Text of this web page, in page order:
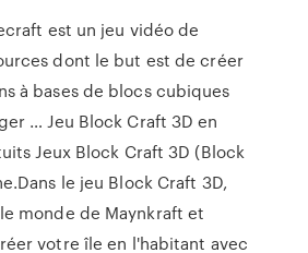
est un jeu vidéo de
dont le but est de créer
à bases de blocs cubiques
… Jeu Block Craft 3D en
Jeux Block Craft 3D (Block
le jeu Block Craft 3D,
monde de Maynkraft et
votre île en l'habitant avec